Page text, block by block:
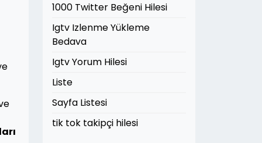
1000 Twitter Beğeni Hilesi
Igtv Izlenme Yükleme
Bedava
Igtv Yorum Hilesi
Liste
Sayfa Listesi
tik tok takipçi hilesi